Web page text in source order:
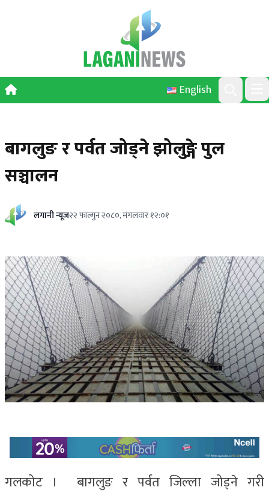
English
Search
बागलुङ र पर्वत जोड्ने झोलुङ्गे पुल
सञ्चालन
लगानी न्यूज२२ फाल्गुन २०८०, मंगलवार १२:०१
गलकोट । बागलुङ र पर्वत जिल्ला जोड्ने गरी